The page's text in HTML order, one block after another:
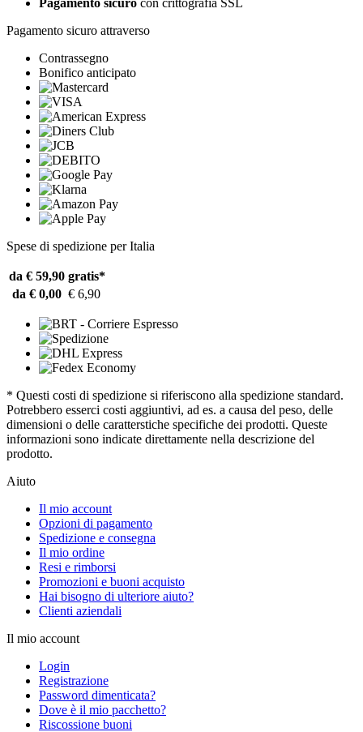
Pagamento sicuro con crittografia SSL
Pagamento sicuro attraverso
Contrassegno
Bonifico anticipato
Spese di spedizione per Italia
da € 59,90 gratis*
da € 0,00 € 6,90
* Questi costi di spedizione si riferiscono alla spedizione standard.
Potrebbero esserci costi aggiuntivi, ad es. a causa del peso, delle
dimensioni o delle caratterstiche specifiche dei prodotti. Queste
informazioni sono indicate direttamente nella descrizione del
prodotto.
Aiuto
Il mio account
Opzioni di pagamento
Spedizione e consegna
Il mio ordine
Resi e rimborsi
Promozioni e buoni acquisto
Hai bisogno di ulteriore aiuto?
Clienti aziendali
Il mio account
Login
Registrazione
Password dimenticata?
Dove è il mio pacchetto?
Riscossione buoni